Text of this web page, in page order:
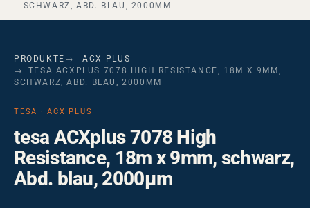
SCHWARZ, ABD. BLAU, 2000ΜM
PRODUKTE
ACX PLUS
TESA ACXPLUS 7078 HIGH RESISTANCE, 18M X 9MM,
SCHWARZ, ABD. BLAU, 2000ΜM
TESA · ACX PLUS
tesa ACXplus 7078 High
Resistance, 18m x 9mm, schwarz,
Abd. blau, 2000µm